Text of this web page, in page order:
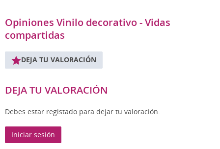
Opiniones Vinilo decorativo - Vidas
compartidas
DEJA TU VALORACIÓN
DEJA TU VALORACIÓN
Debes estar registado para dejar tu valoración.
Iniciar sesión